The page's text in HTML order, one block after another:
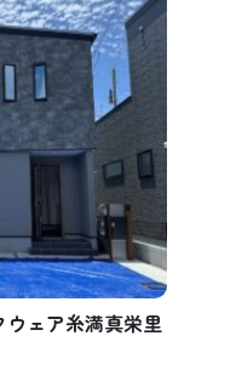
ェア糸満真栄里